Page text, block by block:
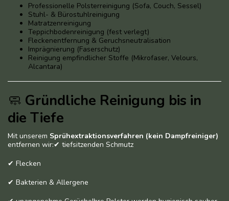
Professionelle Polsterreinigung (Sofa, Couch, Sessel)
Stuhl- & Bürostuhlreinigung
Matratzenreinigung
Teppichbodenreinigung (fest verlegt)
Fleckenentfernung & Geruchsneutralisation
Imprägnierung (Faserschutz)
Reinigung empfindlicher Stoffe (Mikrofaser, Velours,
Alcantara)
🧼 Gründliche Reinigung bis in
die Tiefe
Mit unserem Sprühextraktionsverfahren (kein Dampfreiniger)
entfernen wir:✔ tiefsitzenden Schmutz
✔ Flecken
✔ Bakterien & Allergene